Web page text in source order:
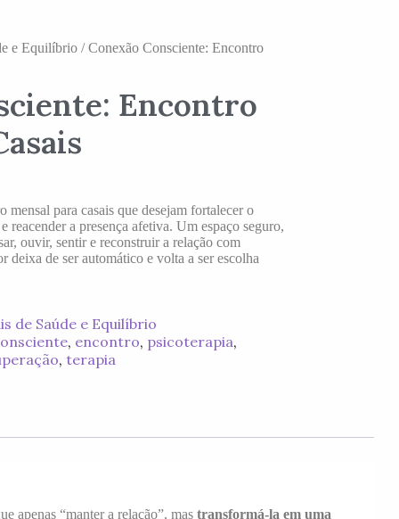
e Equilíbrio / Conexão Consciente: Encontro
Encontro
mensal para casais que desejam fortalecer o
a presença afetiva. Um espaço seguro,
ouvir, sentir e reconstruir a relação com
deixa de ser automático e volta a ser escolha
de Saúde e Equilíbrio
, encontro, psicoterapia,
, terapia
apenas “manter a relação”, mas transformá-la em uma